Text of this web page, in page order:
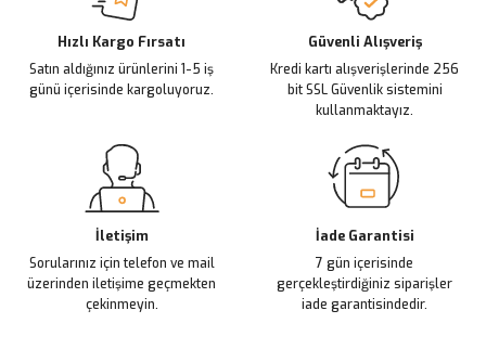
Ürün bilgilerinde hatalar bulunuyor.
Ürün fiyatı diğer sitelerden daha pahalı.
Bu ürüne benzer farklı alternatifler olmalı.
Hızlı Kargo Fırsatı
Satın aldığınız ürünlerini 1-5 iş
günü içerisinde kargoluyoruz.
Güvenli Alışveriş
Kredi kartı alışverişlerinde 256
bit SSL Güvenlik sistemini
kullanmaktayız.
İletişim
Sorularınız için telefon ve mail
üzerinden iletişime geçmekten
çekinmeyin.
İade Garantisi
7 gün içerisinde
gerçekleştirdiğiniz siparişler
iade garantisindedir.